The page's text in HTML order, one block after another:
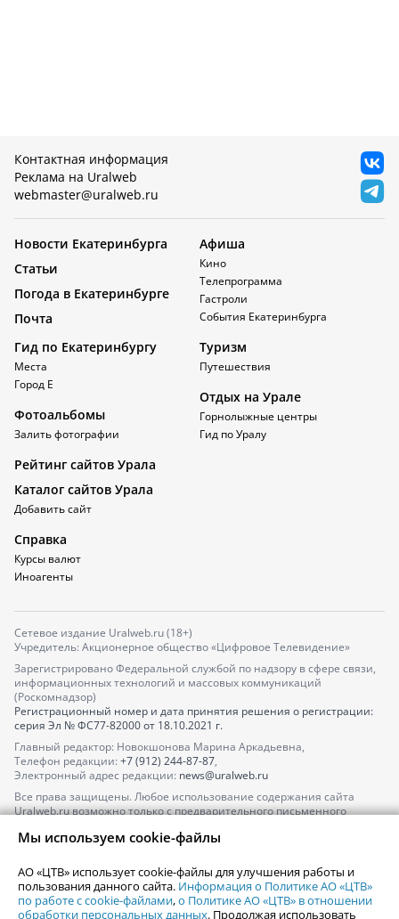
Контактная информация
Реклама на Uralweb
webmaster@uralweb.ru
Новости Екатеринбурга
Статьи
Погода в Екатеринбурге
Почта
Афиша
Кино
Телепрограмма
Гастроли
События Екатеринбурга
Гид по Екатеринбургу
Места
Город Е
Фотоальбомы
Залить фотографии
Туризм
Путешествия
Отдых на Урале
Горнолыжные центры
Гид по Уралу
Рейтинг сайтов Урала
Каталог сайтов Урала
Добавить сайт
Справка
Курсы валют
Иноагенты
Сетевое издание Uralweb.ru (18+)
Учредитель: Акционерное общество «Цифровое Телевидение»
Зарегистрировано Федеральной службой по надзору в сфере связи,
информационных технологий и массовых коммуникаций
(Роскомнадзор)
Регистрационный номер и дата принятия решения о регистрации:
серия Эл № ФС77-82000от 18.10.2021 г.
Главный редактор: Новокшонова Марина Аркадьевна,
Телефон редакции: +7 (912) 244-87-87,
Электронный адрес редакции: news@uralweb.ru
Все права защищены. Любое использование содержания сайта
Uralweb.ru возможно только с предварительного письменного
По вопросам размещения рекламы обращайтесь по тел.
По вопросам размещения информации в разделе «Афиша»
afisha@uralweb.ru
Мы используем cookie-файлы
АО «ЦТВ» использует cookie-файлы для улучшения работы и
пользования данного сайта. Информация о Политике АО «ЦТВ»
по работе с cookie-файлами,о Политике АО «ЦТВ» в отношении
обработки персональных данных. Продолжая использовать